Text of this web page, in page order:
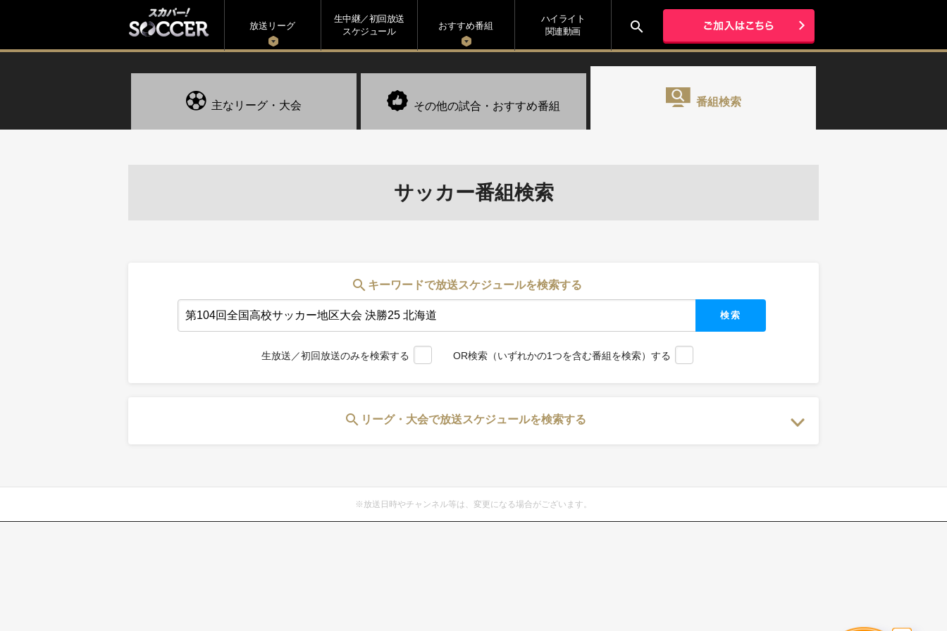
放送リーグ
生中継／初回放送
スケジュール
おすすめ番組
ハイライト
関連動画
search
主なリーグ・大会 その他の試合・ おすすめ番組 番組検索
サッカー番組検索
search キーワードで放送スケジュールを検索する
検索
生放送／初回放送のみを検索する OR検索（いずれかの1つを含む番組を検索）する
search リーグ・大会で放送スケジュールを検索する
※放送日時やチャンネル等は、変更になる場合がございます。